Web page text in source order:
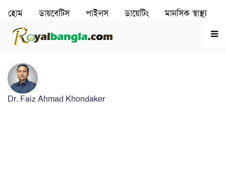
হোম ডায়বেটিস পাইলস ডায়েটিং মানসিক স্বাস্থ‌্য
রূপচর্চা হৃদরোগ
Dr. Faiz Ahmad Khondaker